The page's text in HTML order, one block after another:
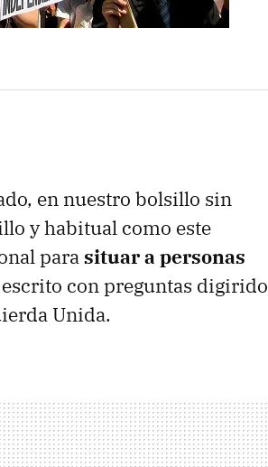
en nuestro bolsillo sin
y habitual como este
parasituar a personas
con preguntas digirido
Unida.